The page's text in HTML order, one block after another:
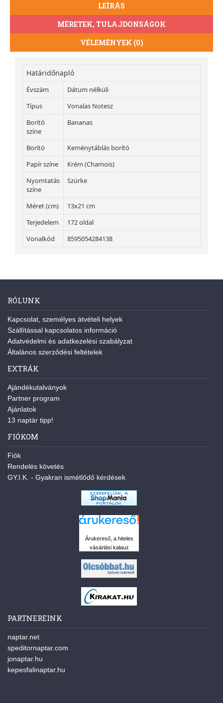
LEÍRÁS
MÉRETEK, TULAJDONSÁGOK
VÉLEMÉNYEK (0)
Határidőnapló
Évszám
Dátum nélküli
Típus
Vonalas Notesz
Borító
színe
Bananas
Borító
Keménytáblás borító
Papír színe
Krém (Chamois)
Nyomtatás
színe
Szürke
Méret (cm)
13x21 cm
Terjedelem
172 oldal
Vonalkód
8595054284138
RÓLUNK
Kapcsolat, személyes átvételi helyek
Szállítással kapcsolatos információ
Adatvédelmi és adatkezelési szabályzat
Általános szerződési feltételek
EXTRÁK
Ajándékutalványok
Partner program
Ajánlatok
13 naptár tipp!
FIÓKOM
Fiók
Rendelés követés
GY.I.K. - Gyakran ismétlődő kérdések
Árukereső, a hiteles
vásárlási kalauz
PARTNEREINK
naptar.net
speditornaptar.com
jonaptar.hu
kepesfalinaptar.hu